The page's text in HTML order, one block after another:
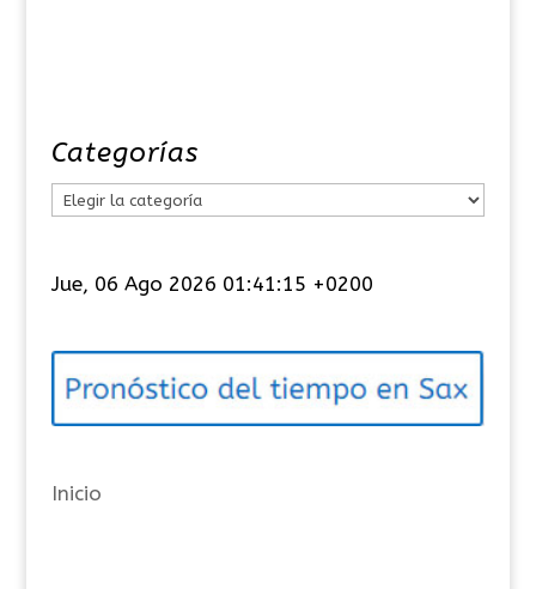
Categorías
e
o
í
s
Jue, 06 Ago 2026 01:41:16 +0200
Inicio